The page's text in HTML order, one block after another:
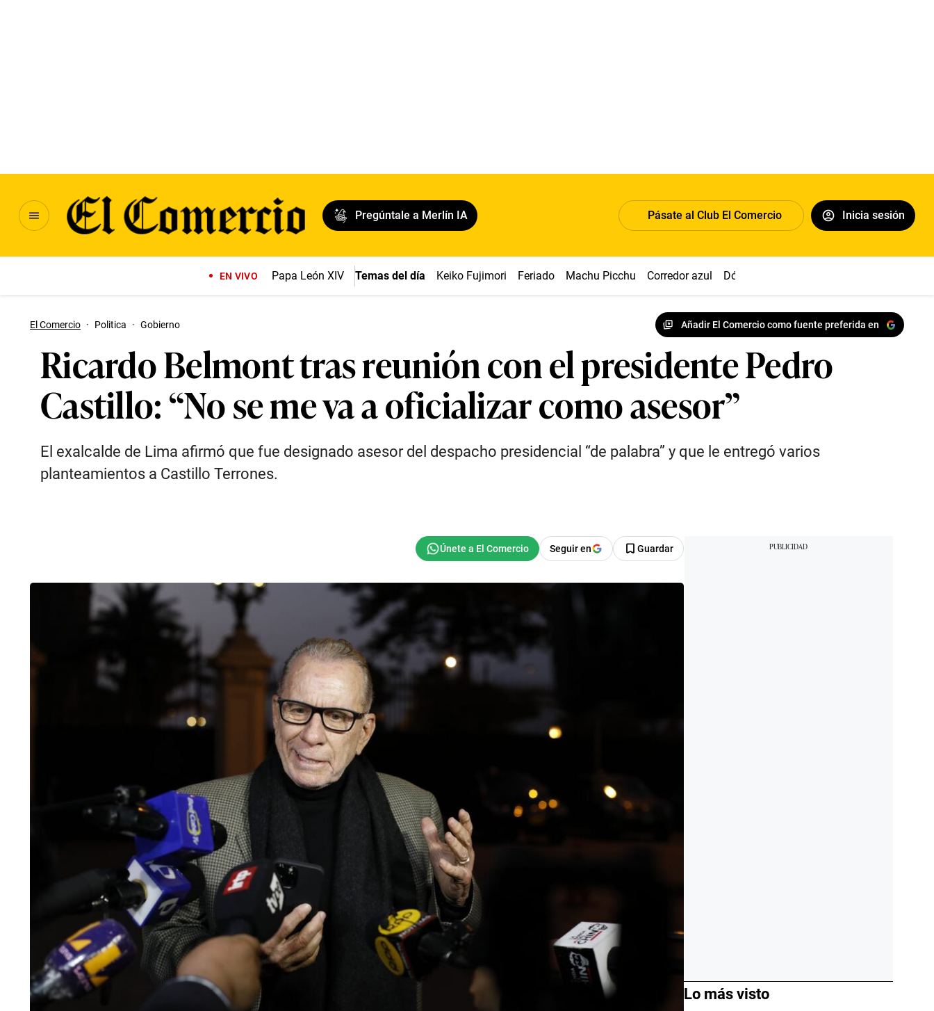
Pregúntale a Merlín IA Pásate al Club El Comercio Inicia sesión
EN VIVO Papa León XIV Temas del día Keiko Fujimori Feriado Machu Picchu Corredor azul Dólar
El Comercio · Politica · Gobierno Añadir El Comercio como fuente preferida en
Ricardo Belmont tras reunión con el presidente Pedro
Castillo: “No se me va a oficializar como asesor”
El exalcalde de Lima afirmó que fue designado asesor del despacho presidencial “de palabra” y que le entregó varios
planteamientos a Castillo Terrones.
Seguir en Guardar
Lo más visto